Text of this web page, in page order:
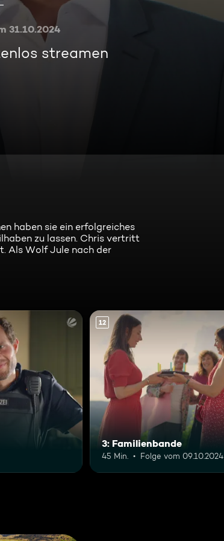
31.10.2024
streamen
haben sie ein erfolgreiches
zu lassen. Chris vertritt
Als Wolf Jule nach der
12
3: Familienbande
45 Min. Folge vom 09.10.2024